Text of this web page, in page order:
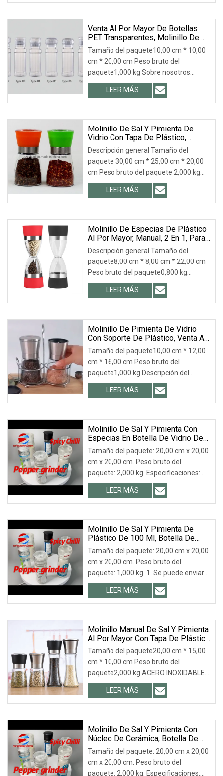
Venta Al Por Mayor De Botellas
PET Transparentes, Molinillo De
Sal Rosa, Envases De Plástico
Para Especias, Molinillo Manual De
Sal Y Pimienta De 200 Ml.
Tamaño del paquete10,00 cm * 10,00
cm * 20,00 cm Peso bruto del
paquete1,000 kg Sobre nosotros
JINAN ROYALTOP IMP&EXP CO
LEER MÁS
Molinillo De Sal Y Pimienta De
Vidrio Con Tapa De Plástico,
Varios Colores, Venta Al Por Mayor
Descripción general Tamaño del
paquete 30,00 cm * 25,00 cm * 20,00
cm Peso bruto del paquete 2,000 kg
Molinillo de espec
LEER MÁS
Molinillo De Especias De Plástico
Al Por Mayor, Manual, 2 En 1, Para
Sal Y Pimienta Con Núcleo De
Cerámica.
Descripción general Tamaño del
paquete8,00 cm * 8,00 cm * 22,00 cm
Peso bruto del paquete0,800 kg
Descripción del produc
LEER MÁS
Molinillo De Pimienta De Vidrio
Con Soporte De Plástico, Venta Al
Por Mayor, De Fábrica China
Tamaño del paquete10,00 cm * 12,00
cm * 16,00 cm Peso bruto del
paquete1,000 kg Descripción del
producto El mejor molini
LEER MÁS
Molinillo De Sal Y Pimienta Con
Especias En Botella De Vidrio De
60 Ml, 80 Ml Y 100 Ml
Tamaño del paquete: 20,00 cm x 20,00
cm x 20,00 cm. Peso bruto del
paquete: 2,000 kg. Especificaciones:
Recomendado por
LEER MÁS
Molinillo De Sal Y Pimienta De
Plástico De 100 Ml, Botella De
Vidrio
Tamaño del paquete: 20,00 cm x 20,00
cm x 20,00 cm. Peso bruto del
paquete: 1,000 kg. 1. Se puede enviar
una muestra gra
LEER MÁS
Molinillo Manual De Sal Y Pimienta
Al Por Mayor Con Tapa De Plástico
De 6 Oz
Tamaño del paquete20,00 cm * 15,00
cm * 10,00 cm Peso bruto del
paquete2,000 kg ACERO INOXIDABLE
Y VIDRIO DE ALTA CALIDA
LEER MÁS
Molinillo De Sal Y Pimienta Con
Núcleo De Cerámica, Botella De
Plástico De 100 Ml
Tamaño del paquete: 20,00 cm x 20,00
cm x 20,00 cm. Peso bruto del
paquete: 2,000 kg. Especificaciones: